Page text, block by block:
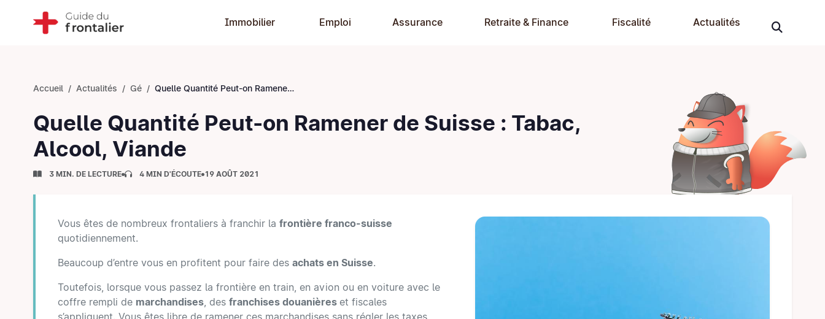
Immobilier Emploi Assurance Retraite & Finance Fiscalité Actualités
Accueil Actualités Gé Quelle Quantité Peut-on Ramener de Suisse&nbsp;: Tabac, Alcool, Viande
Quelle Quantité Peut-on Ramener de Suisse : Tabac,
Alcool, Viande
3 MIN. DE LECTURE 4 MIN D'ÉCOUTE 19 AOÛT 2021
Vous êtes de nombreux frontaliers à franchir la frontière franco-suisse
quotidiennement.
Beaucoup d’entre vous en profitent pour faire des achats en Suisse.
Toutefois, lorsque vous passez la frontière en train, en avion ou en voiture avec le
coffre rempli de marchandises, des franchises douanières et fiscales